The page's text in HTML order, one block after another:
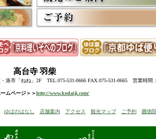
たくさんのお客様にお越しいただき、ありがとうございま
来年1月からの催しを2件表示させていただきました。
ぜひご予約下さい。
12/13(土)は寺院行事の為、休業とさせていただきます。
高台寺・圓徳院・秋の夜間特別拝観のお知らせを表示しま
前日までにご予約ください。
当日はお並びいただいた順に席へご案内いたします。
高台寺・秋の夜の観月茶会と秋の夜間特別拝観のお知らせ
らせを追加しました。
昨今の原材料費・燃料費・人件費等の高騰によりやむを得
いただきます
高台寺 羽柴
洛市「ねね」2F TEL.075-531-0666 FAX.075-531-0665 営業時間
ムページ＞＞http://www.kodaiji.com/
ゆばのはなし 店舗案内 アクセス 観光マップ ご予約 圓徳